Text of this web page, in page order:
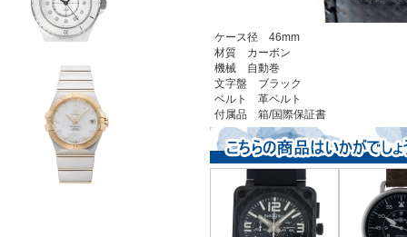
ケース径 46mm
材質 カーボン
機械 自動巻
文字盤 ブラック
ベルト 革ベルト
付属品 箱/国際保証書